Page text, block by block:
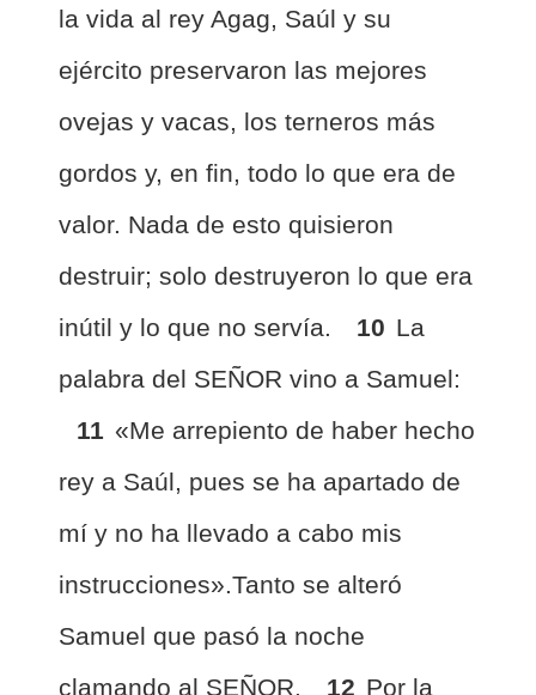
la vida al rey Agag, Saúl y su
ejército preservaron las mejores
ovejas y vacas, los terneros más
gordos y, en fin, todo lo que era de
valor. Nada de esto quisieron
destruir; solo destruyeron lo que era
inútil y lo que no servía.
10 La
palabra del SEÑOR vino a Samuel:
11 «Me arrepiento de haber hecho
rey a Saúl, pues se ha apartado de
mí y no ha llevado a cabo mis
instrucciones».Tanto se alteró
Samuel que pasó la noche
clamando al SEÑOR.
12 Por la